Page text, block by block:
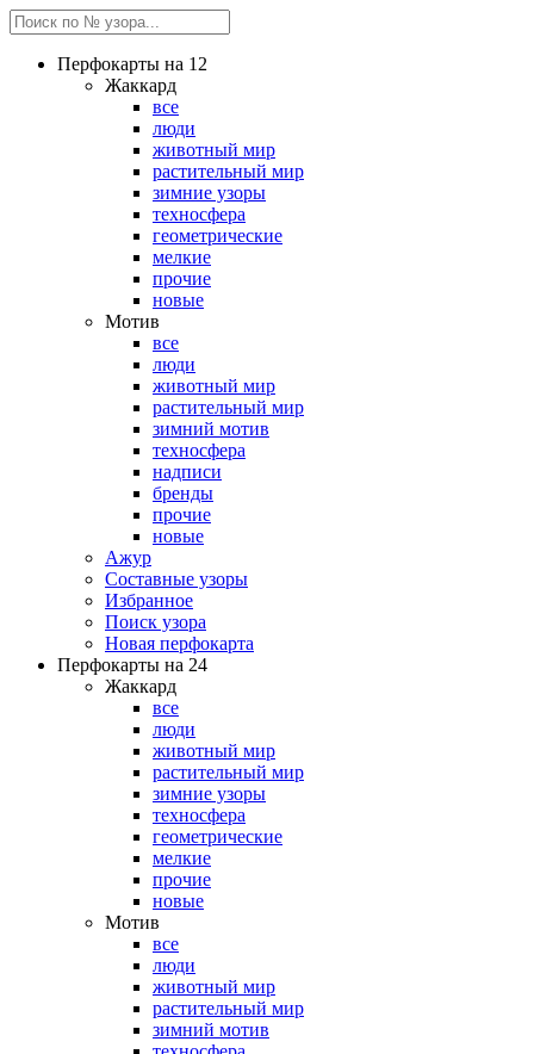
Перфокарты на 12
Жаккард
все
люди
животный мир
растительный мир
зимние узоры
техносфера
геометрические
мелкие
прочие
новые
Мотив
все
люди
животный мир
растительный мир
зимний мотив
техносфера
надписи
бренды
прочие
новые
Ажур
Составные узоры
Избранное
Поиск узора
Новая перфокарта
Перфокарты на 24
Жаккард
все
люди
животный мир
растительный мир
зимние узоры
техносфера
геометрические
мелкие
прочие
новые
Мотив
все
люди
животный мир
растительный мир
зимний мотив